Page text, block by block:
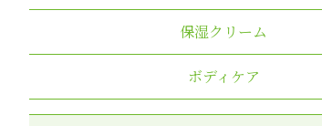
保湿クリーム
ボディケア